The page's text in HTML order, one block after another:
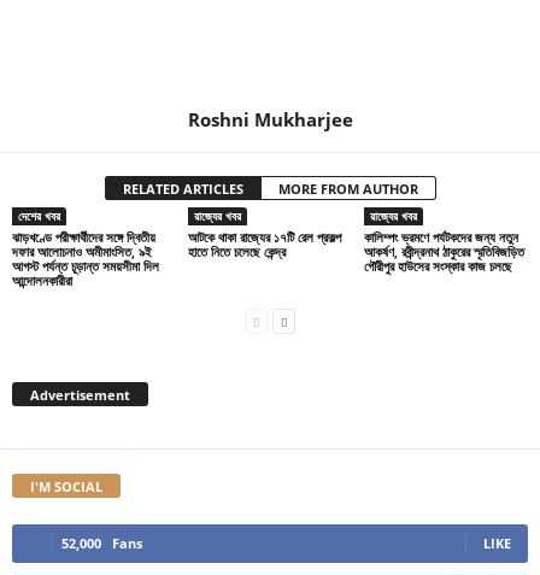
Roshni Mukharjee
RELATED ARTICLES MORE FROM AUTHOR
দেশের খবর
ঝাড়খণ্ডে পরীক্ষার্থীদের সঙ্গে দ্বিতীয়
দফার আলোচনাও অমীমাংসিত, ৯ই
আগস্ট পর্যন্ত চূড়ান্ত সময়সীমা দিল
আন্দোলনকারীরা
রাজ্যের খবর
আটকে থাকা রাজ্যের ১৭টি রেল প্রকল্প
হাতে নিতে চলেছে কেন্দ্র
রাজ্যের খবর
কালিম্পং ভ্রমণে পর্যটকদের জন্য নতুন
আকর্ষণ, রবীন্দ্রনাথ ঠাকুরের স্মৃতিবিজড়িত
গৌরীপুর হাউসের সংস্কার কাজ চলছে
Advertisement
I'M SOCIAL
52,000 Fans LIKE